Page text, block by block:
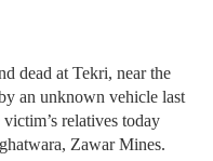
dead at Tekri, near the
an unknown vehicle last
relatives today
Zawar Mines.